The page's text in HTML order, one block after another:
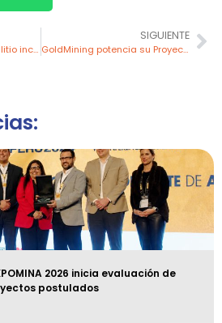
Chevron apuesta por el litio incursiona en el negocio de minerales críticos
SIGUIENTE
GoldMining potencia su Proyecto Crucero en Puno con hallazgo estratégico de antimonio junto al oro
2026 inicia evaluación de
postulados